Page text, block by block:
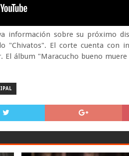
información sobre su próximo
"Chivatos". El corte cuenta con
El álbum "Maracucho bueno